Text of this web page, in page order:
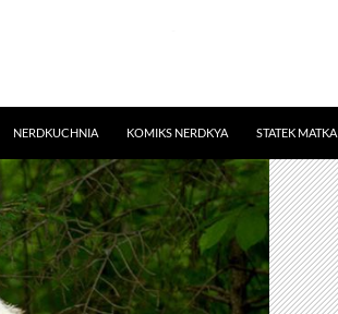
NERDKUCHNIA KOMIKS NERDKYA STATEK MATKA